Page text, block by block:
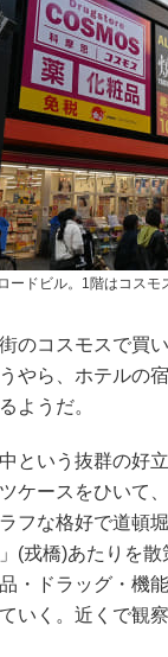
ードビル。1階はコスモ
のコスモスで買
やら、ホテルの
ようだ。
という抜群の好
ケースをひいて
フな格好で道頓
(戎橋)あたりを
・ドラッグ・機
いく。近くで観